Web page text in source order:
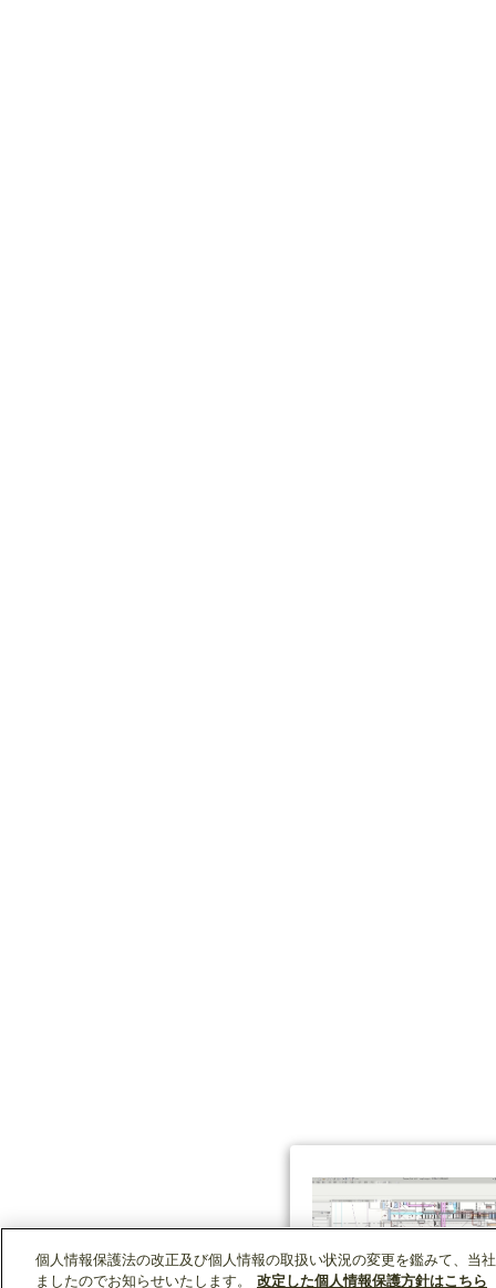
個人情報保護法の改正及び個人情報の取扱い状況の変更を鑑みて、当
ましたのでお知らせいたします。
改定した個人情報保護方針はこちら